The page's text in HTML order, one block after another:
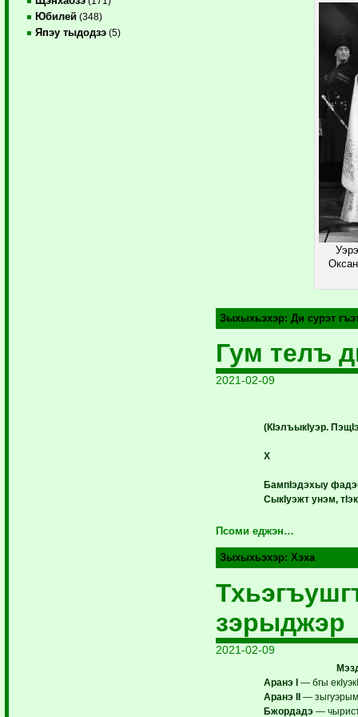
Юбилей (348)
Япэу тыдодзэ (5)
Зыхыхьэхэр: Ди сурэт
Гум телъ
2021-02-09
(КIэлъыкIуэр.
X
БампIэдэхыу
СыкIуэжт унэм,
Псоми еджэн…
Зыхыхьэхэр: Хэха
зэрыджэр
2021-02-09
Аранэ I— бгы
Аранэ II— зыгуэрым
Бжордадэ—